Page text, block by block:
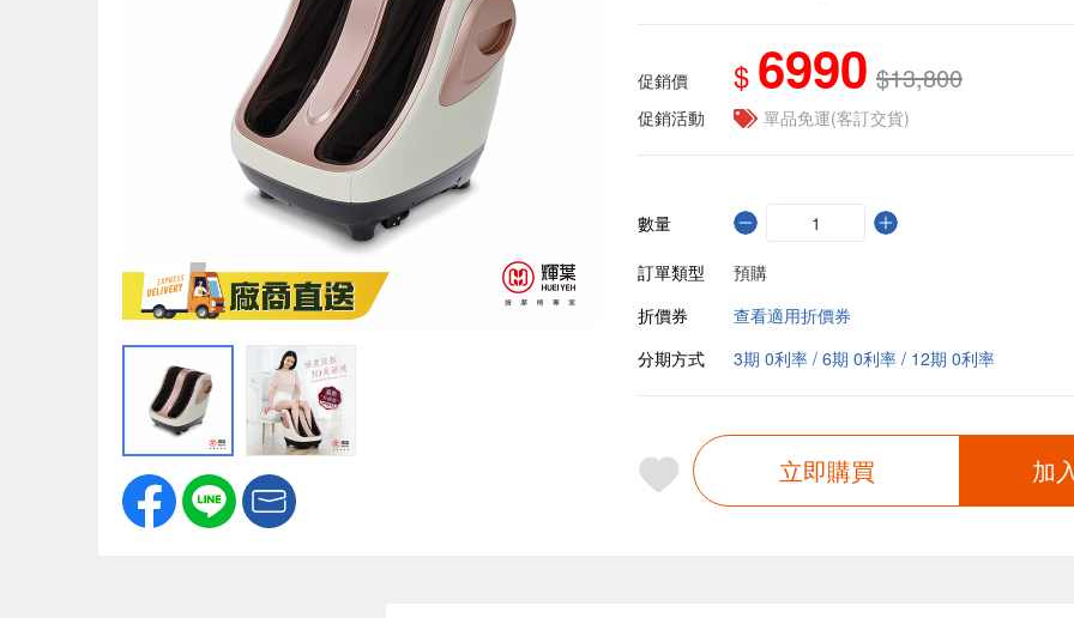
促銷價 $ 6990 $13,800
促銷活動 單品免運(客訂交貨)
數量
訂單類型
預購
折價券
查看適用折價券
分期方式
3期 0利率 / 6期 0利率 / 12期 0利率
立即購買 加